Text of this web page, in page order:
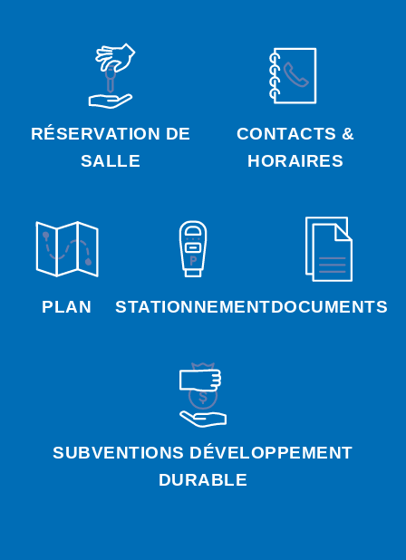
RÉSERVATION DE
SALLE
CONTACTS &
HORAIRES
PLAN STATIONNEMENTDOCUMENTS
SUBVENTIONS DÉVELOPPEMENT
DURABLE